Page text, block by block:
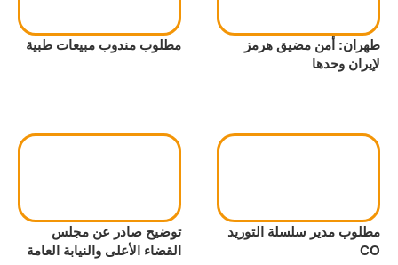
طهران: أمن مضيق هرمز
لإيران وحدها
مطلوب مندوب مبيعات طبية
مطلوب مدير سلسلة التوريد
CO
توضيح صادر عن مجلس
القضاء الأعلى والنيابة العامة